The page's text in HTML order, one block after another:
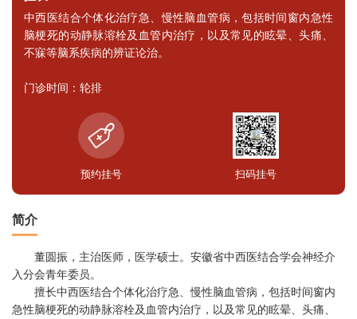
中西医结合个体化治疗急、慢性脑血管病，包括时间窗内急性
脑梗死的动静脉溶栓及血管内治疗，以及常见的眩晕、头痛、
不寐等脑系疾病的辨证论治。
门诊时间：轮排
预约挂号 扫码挂号
简介
董圆振，主治医师，医学硕士。安徽省中西医结合学会神经介
入分会青年委员。
擅长中西医结合个体化治疗急、慢性脑血管病，包括时间窗内
急性脑梗死的动静脉溶栓及血管内治疗，以及常见的眩晕、头痛、